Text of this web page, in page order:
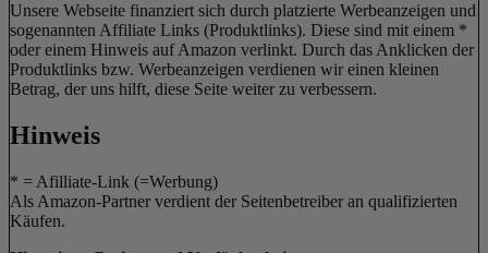
Unsere Webseite finanziert sich durch platzierte Werbeanzeigen und
sogenannten Affiliate Links (Produktlinks). Diese sind mit einem *
oder einem Hinweis auf Amazon verlinkt. Durch das Anklicken der
Produktlinks bzw. Werbeanzeigen verdienen wir einen kleinen
Betrag, der uns hilft, diese Seite weiter zu verbessern.
Hinweis
* = Afilliate-Link (=Werbung)
Als Amazon-Partner verdient der Seitenbetreiber an qualifizierten
Käufen.